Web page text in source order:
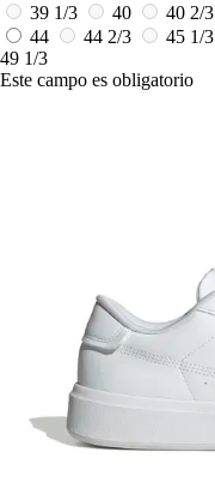
39 1/3
40 40 2/3
44
44 2/3 45 1/3
49 1/3
Este campo es obligatorio